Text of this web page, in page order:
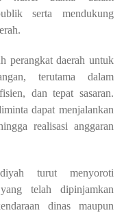
serta mendukung
perangkat daerah untuk
terutama dalam
dan tepat sasaran.
dapat menjalankan
realisasi anggaran
turut menyoroti
telah dipinjamkan
dinas maupun